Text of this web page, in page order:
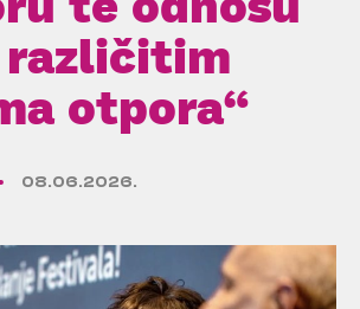
različitim
otpora“
08.06.2026.